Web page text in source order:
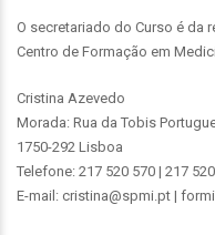
O secretariado do Curso é da
Centro de Formação em
Cristina Azevedo
Morada: Rua da Tobis
1750-292 Lisboa
Telefone: 217 520 570 | 217
E-mail: cristina@spmi.pt |